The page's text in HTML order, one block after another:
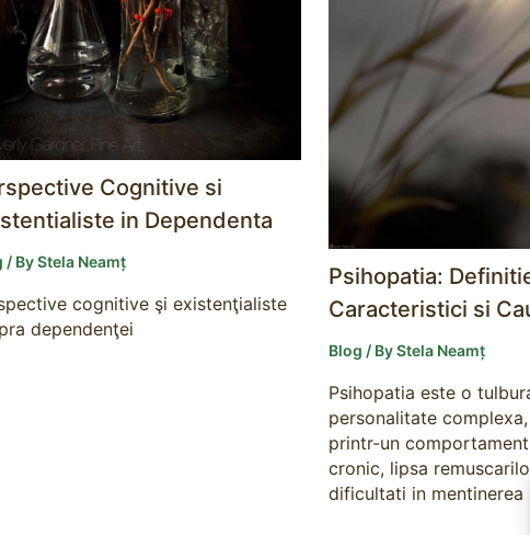
Cognitive si
in Dependenta
/ ByStela Neamț
cognitive şi existenţialiste
dependenţei
Psihopatia:
Caracteristici si
Blog / ByStela Neamț
Psihopatia este o
personalitate
printr-un
cronic, lipsa
dificultati in mentinerea